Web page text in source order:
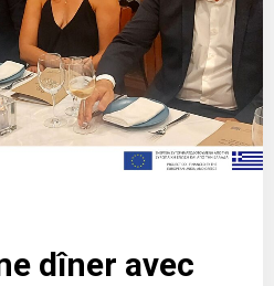
dîner avec